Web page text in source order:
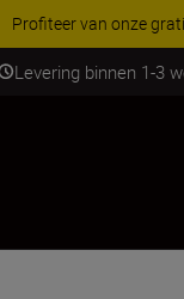
KORTING OP
Levering binnen 1-3